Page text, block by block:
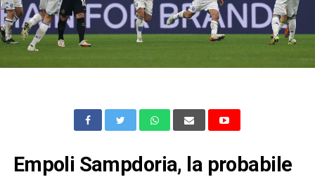
Empoli Sampdoria, la probabile